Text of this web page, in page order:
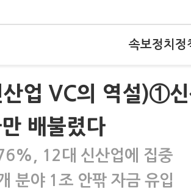
속보정치 정
산업 VC의 역설)①
배불렸다
12대 신산업에 집중
분야 1조 안팎 자금 유입